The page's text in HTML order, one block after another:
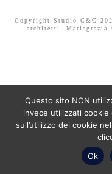
Copyright Studio C&C
architetti -Mariagrazia
Questo sito NON
invece utilizzati
sull’utilizzo dei cookie
Ok